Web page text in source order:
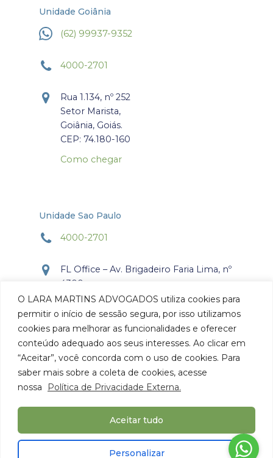
O LARA MARTINS ADVOGADOS utiliza cookies para
permitir o início de sessão segura, por isso utilizamos
cookies para melhorar as funcionalidades e oferecer
conteúdo adequado aos seus interesses. Ao clicar em
“Aceitar”, você concorda com o uso de cookies. Para
saber mais sobre a coleta de cookies, acesse
nossa
Política de Privacidade Externa.
Personalizar
Aceitar tudo
Unidade Goiânia
(62) 99937-9352
4000-2701
Rua 1.134, nº 252
Setor Marista,
Goiânia, Goiás.
CEP: 74.180-160
Como chegar
Unidade Sao Paulo
4000-2701
FL Office – Av. Brigadeiro Faria Lima, nº
4300
Torre Office – Sala 804
Itaim Bibi, São Paulo, SP.
CEP: 04.538-132
Como chegar